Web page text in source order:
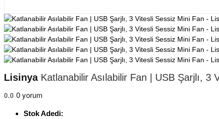
LisinyaKatlanabilir Asılabilir Fan | USB Şarjlı, 3
0.0 0 yorum
Stok Adedi: